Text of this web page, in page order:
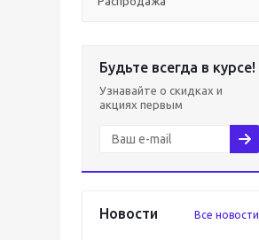
Будьте всегда в курсе!
Узнавайте о скидках и
акциях первым
Новости Все новости